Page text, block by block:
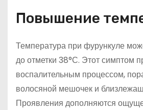
Повышение
Температура при фурункуле
до отметки 38°С. Этот симптом
воспалительным процессом,
волосяной мешочек и
Проявления дополняются